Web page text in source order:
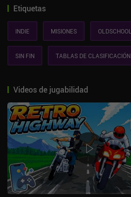
Etiquetas
INDIE MISIONES OLDSCHOOL
SIN FIN TABLAS DE CLASIFICACIÓN
Videos de jugabilidad